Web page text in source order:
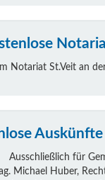
Notariat St.Veit an
Ausschließlich für
Michael Huber,